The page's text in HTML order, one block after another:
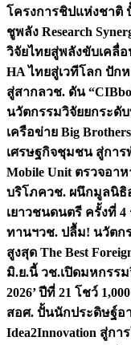
โครงการชิปแห่งชาติ
ชูพลัง Research
วิจัยไทยสู่พลังขับเคลื่อ
HA ไทยสู่เวทีโลก ปัก
สู่สากลวช. ดัน
นวัตกรรมวิจัยยกระดั
เครือข่าย Big
เศรษฐกิจชุมชน สู่กา
Mobile Unit ตรวจอา
บริโภควช. ผนึกมูลนิธิ
เยาวชนดนตรี ครั้งที่
ทานฯวช. ปลื้ม! นวัตก
สูงสุด The Best
มิ.ย.นี้ วช.เปิดมหกรรม
2026’ ปีที่ 21 โชว์
สอศ. ปั้นนักประดิษฐ์อ
Idea2Innovation สู่กา